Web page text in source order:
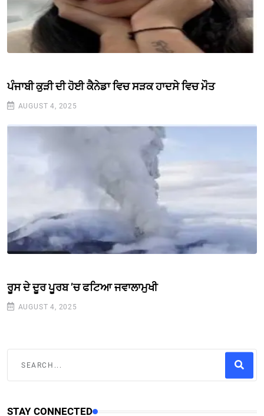
ਪੰਜਾਬੀ ਕੁੜੀ ਦੀ ਹੋਈ ਕੈਨੇਡਾ ਵਿਚ ਸੜਕ ਹਾਦਸੇ ਵਿਚ ਮੌਤ
AUGUST 4, 2025
ਰੂਸ ਦੇ ਦੂਰ ਪੂਰਬ ’ਚ ਫਟਿਆ ਜਵਾਲਾਮੁਖੀ
AUGUST 4, 2025
STAY CONNECTED